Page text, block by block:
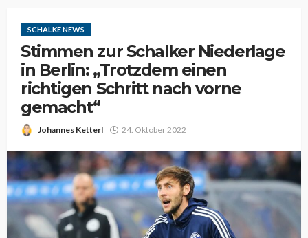
SCHALKE NEWS
Stimmen zur Schalker Niederlage
in Berlin: „Trotzdem einen
richtigen Schritt nach vorne
gemacht“
Johannes Ketterl 24. Oktober 2022